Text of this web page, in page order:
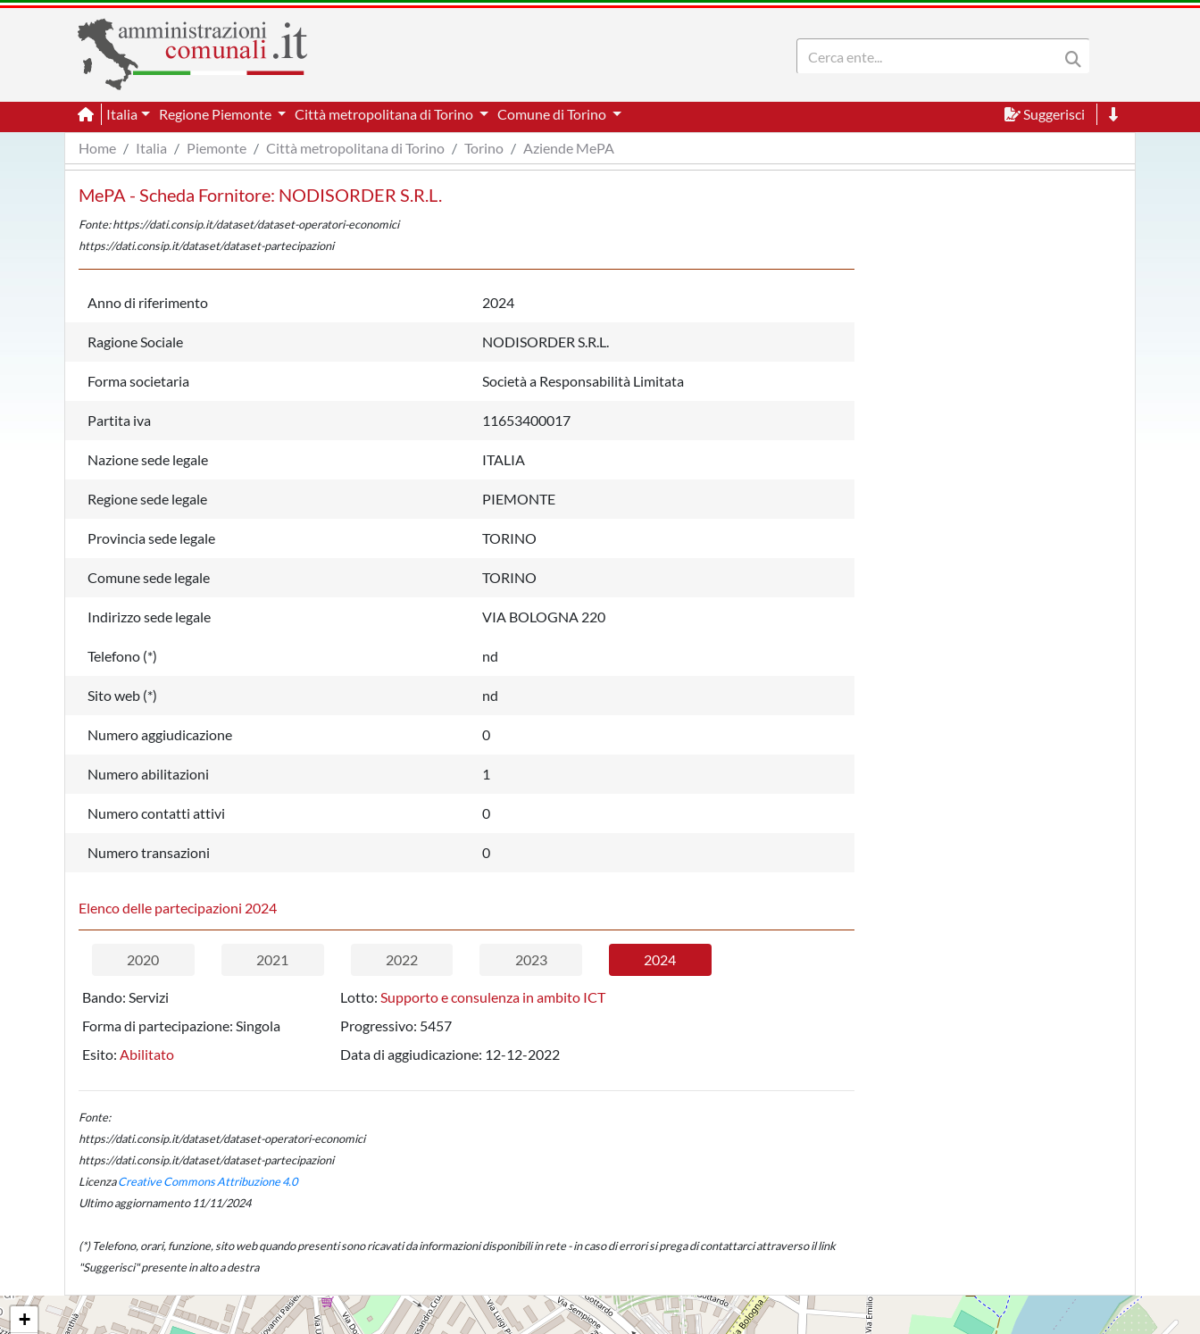
Italia Regione Piemonte Città metropolitana di Torino Comune di Torino
Suggerisci
Home
Italia Piemonte Città metropolitana di Torino Torino Aziende MePA
MePA - Scheda Fornitore: NODISORDER S.R.L.
Fonte: https://dati.consip.it/dataset/dataset-operatori-economici
https://dati.consip.it/dataset/dataset-partecipazioni
Anno di riferimento 2024
Ragione Sociale NODISORDER S.R.L.
Forma societaria Società a Responsabilità Limitata
Partita iva 11653400017
Nazione sede legale ITALIA
Regione sede legale PIEMONTE
Provincia sede legale TORINO
Comune sede legale TORINO
Indirizzo sede legale VIA BOLOGNA 220
Telefono (*) nd
Sito web (*) nd
Numero aggiudicazione 0
Numero abilitazioni 1
Numero contatti attivi 0
Numero transazioni 0
Elenco delle partecipazioni 2024
2020 2021 2022 2023 2024
Bando: Servizi Lotto: Supporto e consulenza in ambito ICT
Forma di partecipazione: Singola Progressivo: 5457
Esito: Abilitato Data di aggiudicazione: 12-12-2022
Fonte:
https://dati.consip.it/dataset/dataset-operatori-economici
https://dati.consip.it/dataset/dataset-partecipazioni
LicenzaCreative Commons Attribuzione 4.0
Ultimo aggiornamento 11/11/2024
(*) Telefono, orari, funzione, sito web quando presenti sono ricavati da informazioni disponibili in rete - in caso di errori si prega di contattarci attraverso il link
"Suggerisci" presente in alto a destra
+